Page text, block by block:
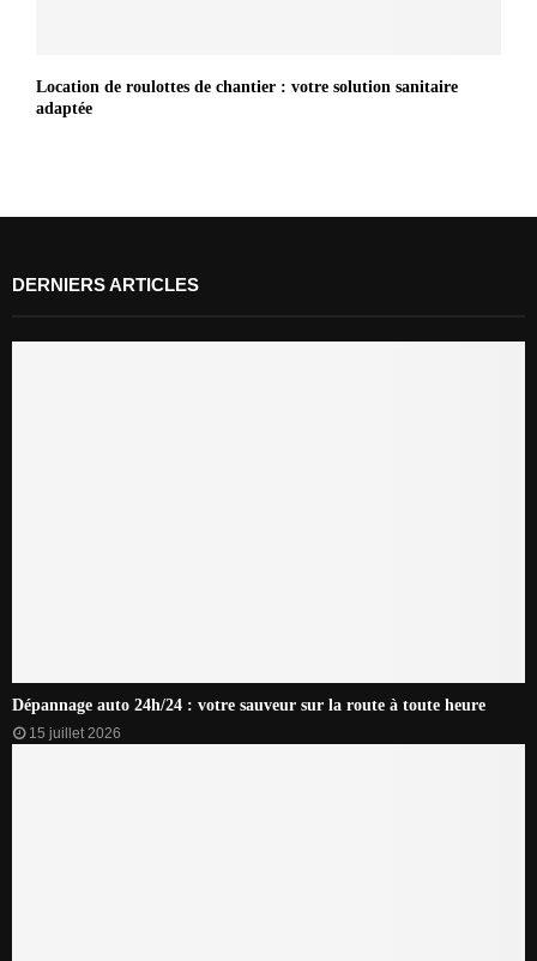
Location de roulottes de chantier : votre solution sanitaire
adaptée
DERNIERS ARTICLES
Dépannage auto 24h/24 : votre sauveur sur la route à toute heure
15 juillet 2026